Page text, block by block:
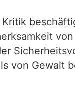
von Gewalt